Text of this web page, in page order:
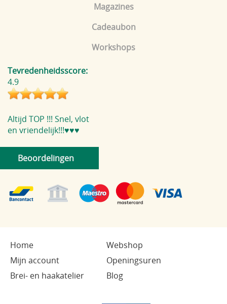
Magazines
Cadeaubon
Workshops
Tevredenheidsscore:
4.9
Altijd TOP !!! Snel, vlot
en vriendelijk!!!♥️♥️♥️
Beoordelingen
Home
Webshop
Mijn account
Openingsuren
Brei- en haakatelier
Blog